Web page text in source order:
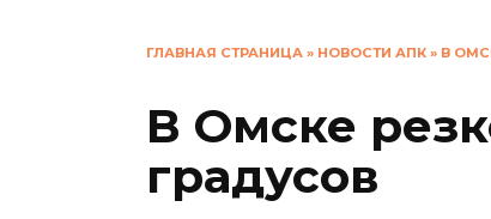
ГЛАВНАЯ СТРАНИЦА » НОВОСТИ АПК » В
В Омске
градусов